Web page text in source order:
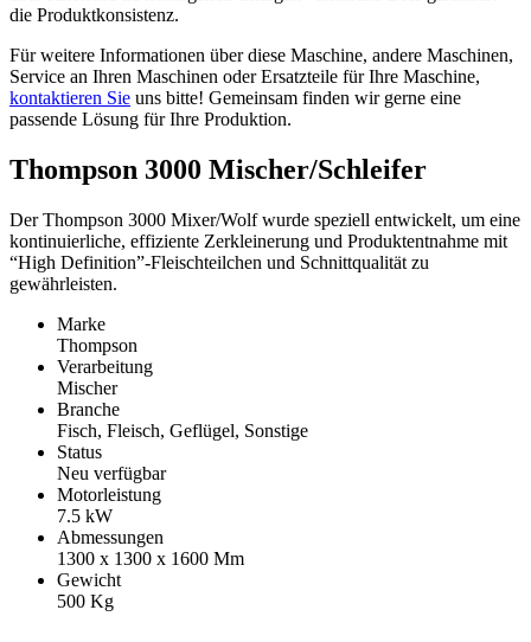
die Produktkonsistenz.
Für weitere Informationen über diese Maschine, andere Maschinen,
Service an Ihren Maschinen oder Ersatzteile für Ihre Maschine,
kontaktieren Sie uns bitte! Gemeinsam finden wir gerne eine
passende Lösung für Ihre Produktion.
Thompson 3000 Mischer/Schleifer
Der Thompson 3000 Mixer/Wolf wurde speziell entwickelt, um eine
kontinuierliche, effiziente Zerkleinerung und Produktentnahme mit
“High Definition”-Fleischteilchen und Schnittqualität zu
gewährleisten.
Marke
Thompson
Verarbeitung
Mischer
Branche
Fisch, Fleisch, Geflügel, Sonstige
Status
Neu verfügbar
Motorleistung
7.5 kW
Abmessungen
1300 x 1300 x 1600 Mm
Gewicht
500 Kg